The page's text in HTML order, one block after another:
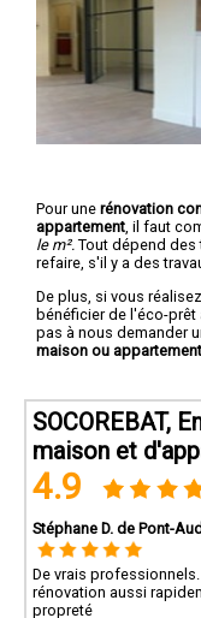
Pour une rénovation
appartement , il faut
le m². Tout dépend des
refaire, s'il y a des
De plus, si vous
bénéficier de l'éco-prêt
pas à nous demander
maison ou appartement
SOCOREBAT,
maison et
4.9
Stéphane D. de Pont-
De vrais
rénovation aussi
propreté